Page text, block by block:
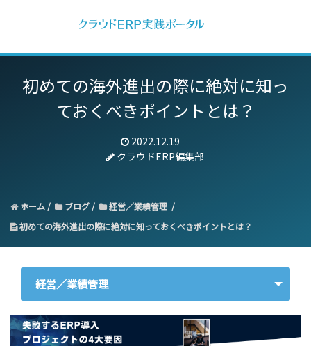
初めての海外進出の際に絶対に知っ
ておくべきポイントとは？
2022.12.19
クラウドERP編集部
ホーム ブログ
経営／業績管理
初めての海外進出の際に絶対に知っておくべきポイントとは？
経営／業績管理
ERP